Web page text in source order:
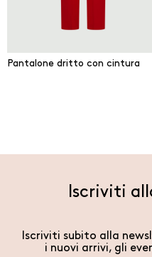
Pantalone dritto con cintura
Iscriviti
Iscriviti subito alla
i nuovi arrivi, gli